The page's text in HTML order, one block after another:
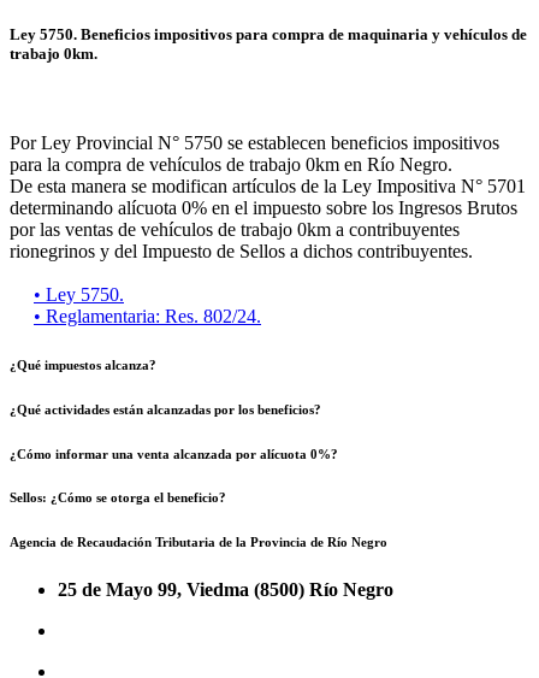
Ley 5750. Beneficios impositivos para compra de maquinaria y vehículos de
trabajo 0km.
Por Ley Provincial N° 5750 se establecen beneficios impositivos
para la compra de vehículos de trabajo 0km en Río Negro.
De esta manera se modifican artículos de la Ley Impositiva N° 5701
determinando alícuota 0% en el impuesto sobre los Ingresos Brutos
por las ventas de vehículos de trabajo 0km a contribuyentes
rionegrinos y del Impuesto de Sellos a dichos contribuyentes.
• Ley 5750.
• Reglamentaria: Res. 802/24.
¿Qué impuestos alcanza?
¿Qué actividades están alcanzadas por los beneficios?
¿Cómo informar una venta alcanzada por alícuota 0%?
Sellos: ¿Cómo se otorga el beneficio?
Agencia de Recaudación Tributaria de la Provincia de Río Negro
25 de Mayo 99, Viedma (8500) Río Negro